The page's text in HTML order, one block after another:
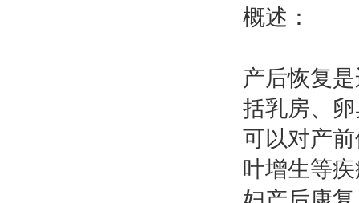
概述：
产后恢复
括乳房、
可以对产
叶增生等